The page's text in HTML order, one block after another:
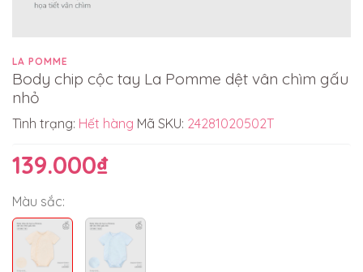
LA POMME
Body chip cộc tay La Pomme dệt vân chìm gấu
nhỏ
Tình trạng: Hết hàng Mã SKU: 24281020502T
139.000₫
Màu sắc: